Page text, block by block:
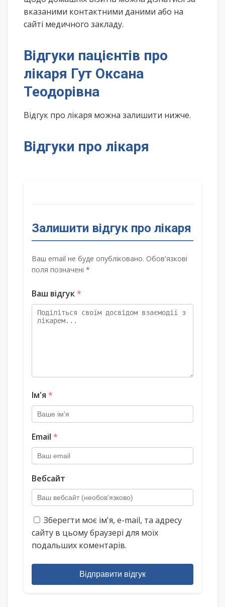
вказаними контактними даними або на
сайті медичного закладу.
Відгуки пацієнтів про
лікаря Гут Оксана
Теодорівна
Відгук про лікаря можна залишити нижче.
Відгуки про лікаря
Залишити відгук про лікаря
Ваш email не буде опубліковано. Обов'язкові
поля позначені *
Ваш відгук*
Ім'я *
Email *
Вебсайт
Зберегти моє ім'я, e-mail, та адресу
сайту в цьому браузері для моїх
подальших коментарів.
Відправити відгук